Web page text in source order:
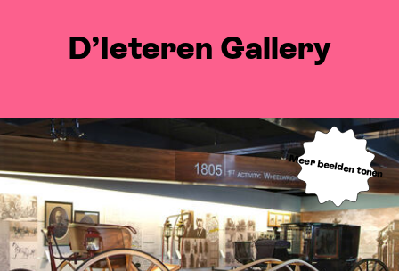
D’Ieteren Gallery
Meer beelden tonen